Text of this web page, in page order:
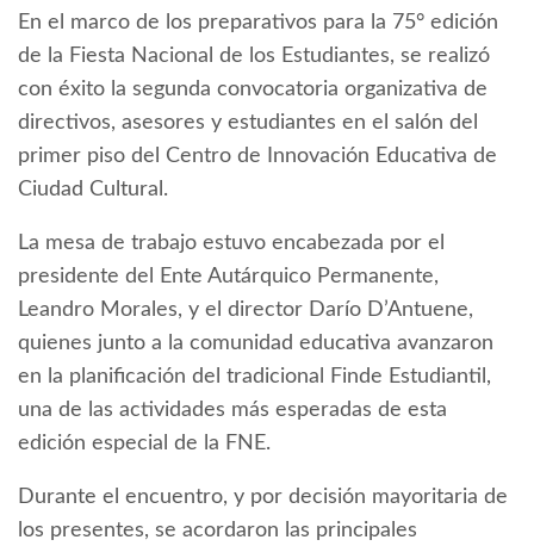
En el marco de los preparativos para la 75° edición
de la Fiesta Nacional de los Estudiantes, se realizó
con éxito la segunda convocatoria organizativa de
directivos, asesores y estudiantes en el salón del
primer piso del Centro de Innovación Educativa de
Ciudad Cultural.
La mesa de trabajo estuvo encabezada por el
presidente del Ente Autárquico Permanente,
Leandro Morales, y el director Darío D’Antuene,
quienes junto a la comunidad educativa avanzaron
en la planificación del tradicional Finde Estudiantil,
una de las actividades más esperadas de esta
edición especial de la FNE.
Durante el encuentro, y por decisión mayoritaria de
los presentes, se acordaron las principales